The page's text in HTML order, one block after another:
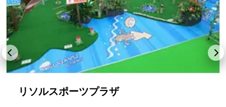
リソルスポーツプラザ